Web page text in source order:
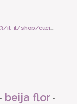
4589
• beija flor •